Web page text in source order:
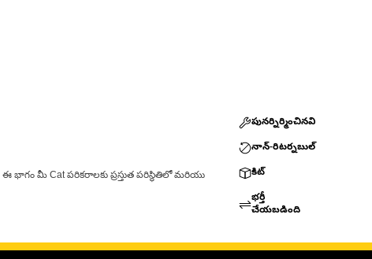
మీ Cat పరికరాలకు ప్రస్తుత పరిస్థితిలో మరియు
పునర్నిర్మించినవి
నాన్-రిటర్నబుల్
కిట్
భర్తీ
చేయబడింది